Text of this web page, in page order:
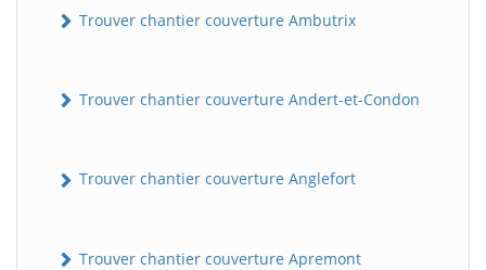
Trouver chantier couverture Ambutrix
Trouver chantier couverture Andert-et-Condon
Trouver chantier couverture Anglefort
Trouver chantier couverture Apremont